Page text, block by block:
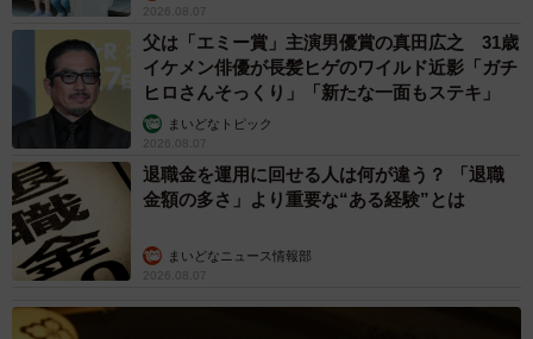
2026.08.07
父は「エミー賞」主演男優賞の真田広之 31歳
イケメン俳優が長髪ヒゲのワイルド近影「ガチ
ヒロさんそっくり」「新たな一面もステキ」
まいどなトピック
2026.08.07
退職金を運用に回せる人は何が違う？ 「退職
金額の多さ」より重要な“ある経験”とは
まいどなニュース情報部
2026.08.07